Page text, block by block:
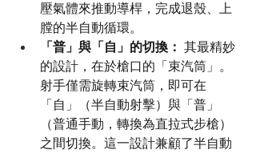
壓氣體來推動導桿，完成退殼、上
膛的半自動循環。
「普」與「自」的切換： 其最精妙
的設計，在於槍口的「束汽筒」。
射手僅需旋轉束汽筒，即可在
「自」（半自動射擊）與「普」
（普通手動，轉換為直拉式步槍）
之間切換。這一設計兼顧了半自動